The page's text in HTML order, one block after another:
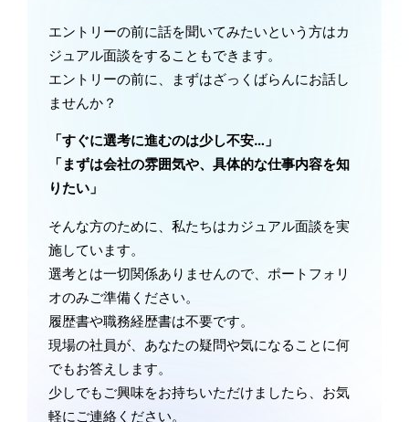
エントリーの前に話を聞いてみたいという方はカ
ジュアル面談をすることもできます。
エントリーの前に、まずはざっくばらんにお話し
ませんか？
「すぐに選考に進むのは少し不安…」
「まずは会社の雰囲気や、具体的な仕事内容を知
りたい」
そんな方のために、私たちはカジュアル面談を実
施しています。
選考とは一切関係ありませんので、ポートフォリ
オのみご準備ください。
履歴書や職務経歴書は不要です。
現場の社員が、あなたの疑問や気になることに何
でもお答えします。
少しでもご興味をお持ちいただけましたら、お気
軽にご連絡ください。